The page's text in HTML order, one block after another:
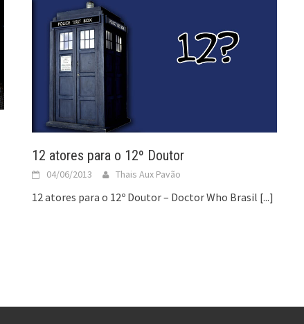
12 atores para o 12º Doutor
04/06/2013 Thais Aux Pavão
12 atores para o 12º Doutor – Doctor Who Brasil [...]